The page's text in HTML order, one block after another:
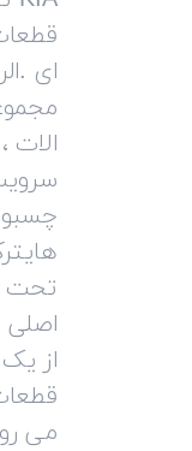
ای
تحت
اصلی
از
می